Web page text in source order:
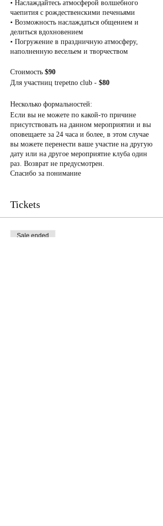
• Наслаждайтесь атмосферой волшебного
чаепития с рождественскими печеньями
• Возможность наслаждаться общением и
делиться вдохновением
• Погружение в праздничную атмосферу,
наполненную весельем и творчеством
Стоимость $90
Для участниц trepetno club - $80
Несколько формальностей:
Если вы не можете по какой-то причине
присутствовать на данном мероприятии и вы
оповещаете за 24 часа и более, в этом случае
вы можете перенести ваше участие на другую
дату или на другое мероприятие клуба один
раз. Возврат не предусмотрен.
Спасибо за понимание
Tickets
Sale ended